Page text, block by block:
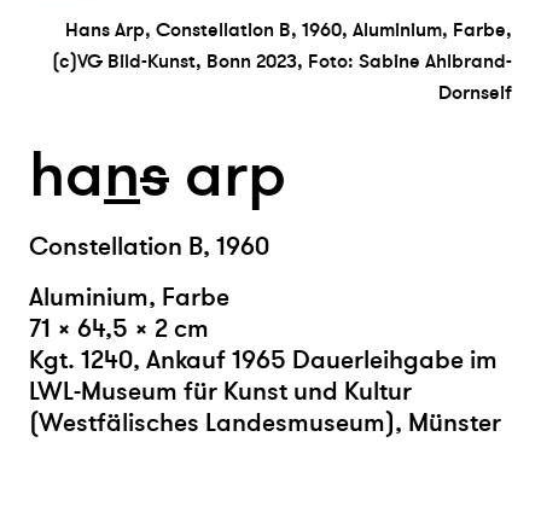
Hans Arp, Constellation B, 1960, Aluminium, Farbe,
(c)VG Bild-Kunst, Bonn 2023, Foto: Sabine Ahlbrand-
Dornseif
hans arp
Constellation B, 1960
Aluminium, Farbe
71 × 64,5 × 2 cm
Kgt. 1240, Ankauf 1965 Dauerleihgabe im
LWL-Museum für Kunst und Kultur
(Westfälisches Landesmuseum), Münster